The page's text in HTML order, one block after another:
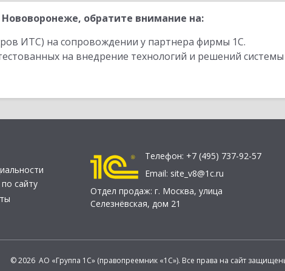
обратите внимание на:
ИТС) на сопровождении у партнера фирмы 1С.
на внедрение технологий и решений
сайту
Телефон: +7 (495) 737-92-57
Email: site_v8@1c.ru
Отдел продаж: г. Москва, улица
Селезнёвская, дом 21
© 2026 АО «Группа 1С» (правопреемник «1С»). Все права на сайт